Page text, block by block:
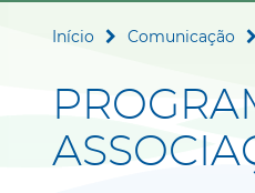
Início Comunicação